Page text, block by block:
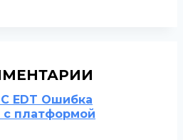
EDT Ошибка
с платформой